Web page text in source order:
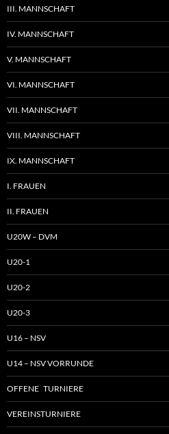
III. MANNSCHAFT
IV. MANNSCHAFT
V. MANNSCHAFT
VI. MANNSCHAFT
VII. MANNSCHAFT
VIII. MANNSCHAFT
IX. MANNSCHAFT
I. FRAUEN
II. FRAUEN
U20W – DVM
U20-1
U20-2
U20-3
U16 – NSV
U14 – NSV VORRUNDE
OFFENE TURNIERE
VEREINSTURNIERE